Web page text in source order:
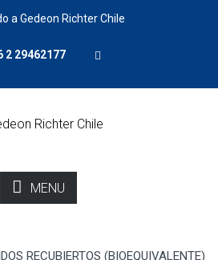
a Gedeon Richter Chile
2 29462177
MENU
RECUBIERTOS (BIOEQUIVALENTE)